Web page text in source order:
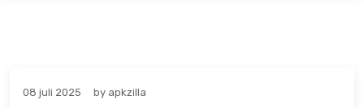
08 juli 2025 by apkzilla